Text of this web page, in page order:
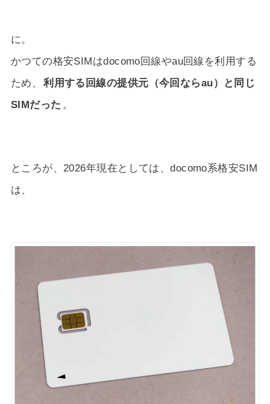
に。
かつての格安SIMはdocomo回線やau回線を利用する
ため、 利用する回線の提供元（今回ならau）と同じ
SIMだった 。
ところが、2026年現在としては、docomo系格安SIM
は、